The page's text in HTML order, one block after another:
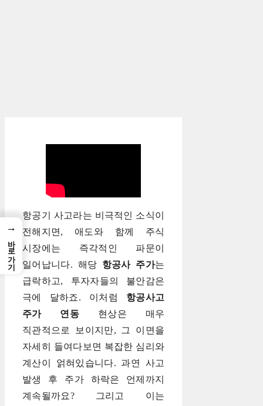
항공기 사고라는 비극적인 소식이
전해지면, 애도와 함께 주식
시장에는 즉각적인 파문이
일어납니다. 해당 항공사 주가는
급락하고, 투자자들의 불안감은
극에 달하죠. 이처럼 항공사고
주가 연동 현상은 매우
직관적으로 보이지만, 그 이면을
자세히 들여다보면 복잡한 심리와
계산이 얽혀있습니다. 과연 사고
발생 후 주가 하락은 언제까지
계속될까요? 그리고 이는
→
바로가기